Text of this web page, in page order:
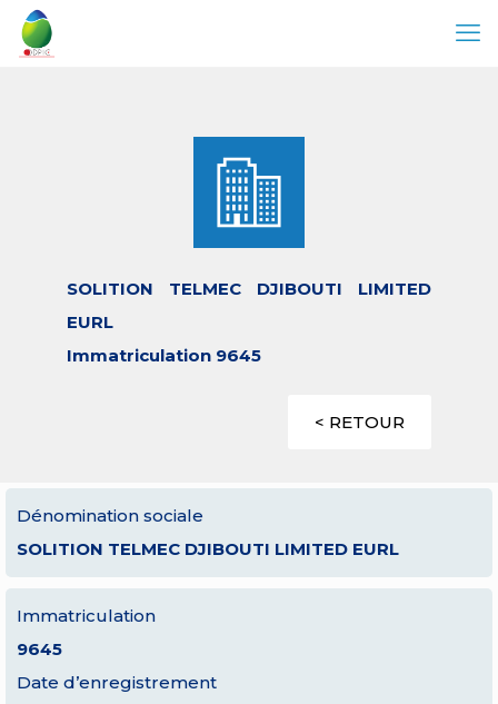
SOLITION TELMEC DJIBOUTI LIMITED
EURL
Immatriculation 9645
< RETOUR
Dénomination sociale
SOLITION TELMEC DJIBOUTI LIMITED EURL
Immatriculation
9645
Date d’enregistrement